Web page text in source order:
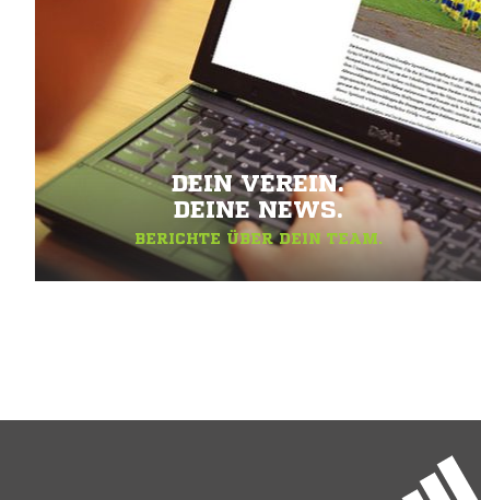
DEIN VEREIN.
DEINE NEWS.
BERICHTE ÜBER DEIN TEAM.